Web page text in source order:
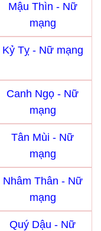
Mậu Thìn - Nữ
mạng
Kỷ Tỵ - Nữ mạng
Canh Ngọ - Nữ
mạng
Tân Mùi - Nữ
mạng
Nhâm Thân - Nữ
mạng
Quý Dậu - Nữ